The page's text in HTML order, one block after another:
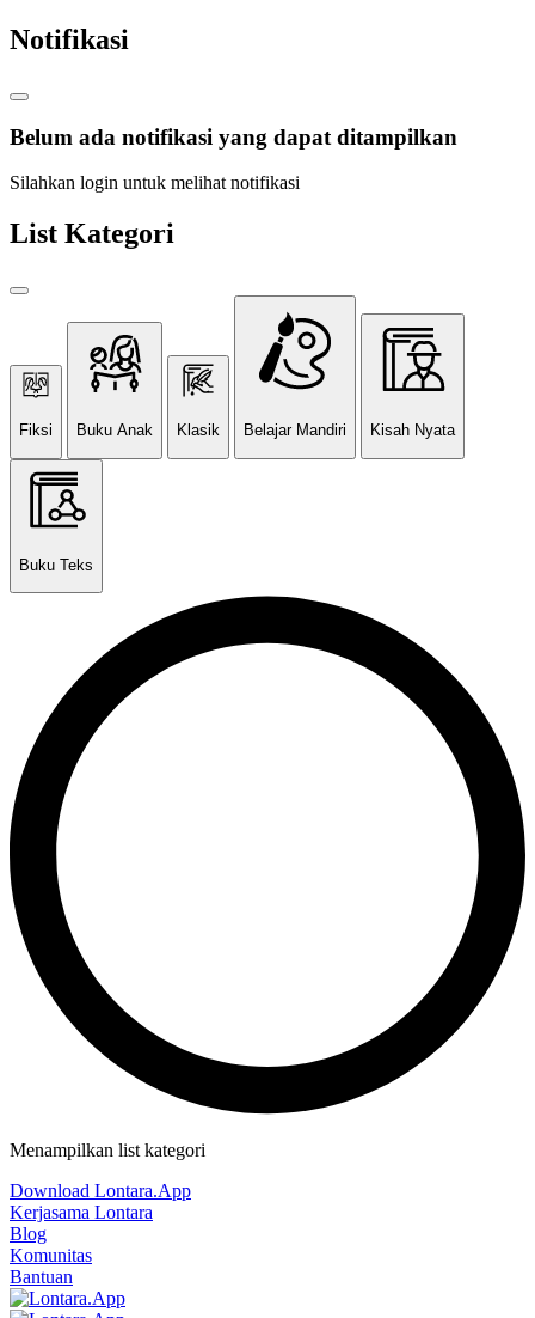
Notifikasi
Belum ada notifikasi yang dapat ditampilkan
Silahkan login untuk melihat notifikasi
List Kategori
Fiksi Buku Anak Klasik Belajar Mandiri Kisah Nyata
Buku Teks
Menampilkan list kategori
Download Lontara.App
Kerjasama Lontara
Blog
Komunitas
Bantuan